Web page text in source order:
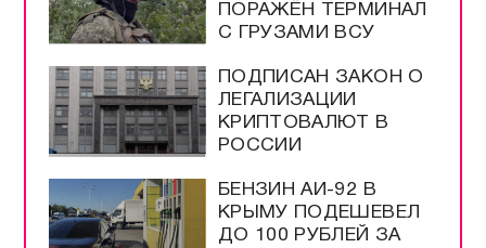
ПОРАЖЁН ТЕРМИНАЛ
С ГРУЗАМИ ВСУ
ПОДПИСАН ЗАКОН О
ЛЕГАЛИЗАЦИИ
КРИПТОВАЛЮТ В
РОССИИ
БЕНЗИН АИ-92 В
КРЫМУ ПОДЕШЕВЕЛ
ДО 100 РУБЛЕЙ ЗА